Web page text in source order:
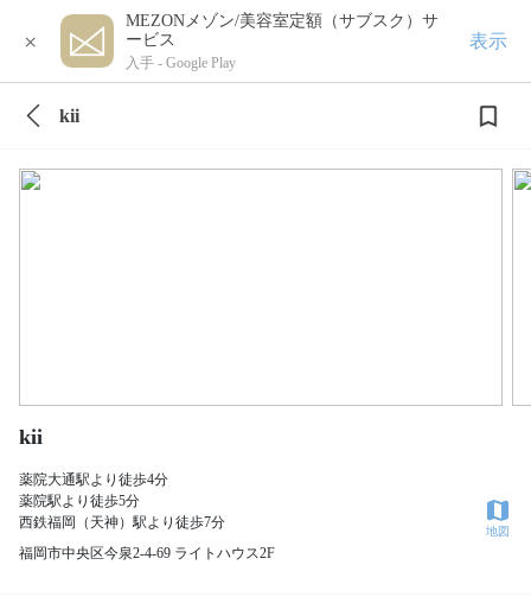
×
MEZONメゾン/美容室定額（サブスク）サ
ービス
入手 - Google Play
表示
kii
kii
薬院大通駅より徒歩4分
薬院駅より徒歩5分
西鉄福岡（天神）駅より徒歩7分
福岡市中央区今泉2-4-69 ライトハウス2F
地図